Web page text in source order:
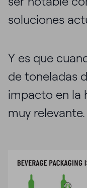
soluciones
Y es que
de toneladas
impacto en la
muy relevante.